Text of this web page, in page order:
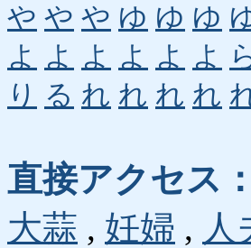
や や や ゆ ゆ ゆ
よ よ よ よ よ よ
り る れ れ れ れ
直接アクセス：
大蒜 , 妊婦 , 人